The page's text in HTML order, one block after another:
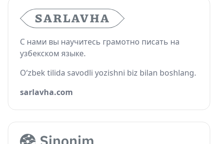
С нами вы научитесь грамотно писать на
узбекском языке.
O‘zbek tilida savodli yozishni biz bilan boshlang.
sarlavha.com